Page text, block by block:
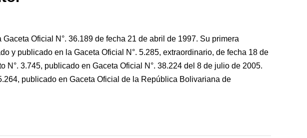
Oficial N°. 36.189 de fecha 21 de abril de 1997. Su primera
y publicado en la Gaceta Oficial N°. 5.285, extraordinario, de fecha 18 de
3.745, publicado en Gaceta Oficial N°. 38.224 del 8 de julio de 2005.
publicado en Gaceta Oficial de la República Bolivariana de